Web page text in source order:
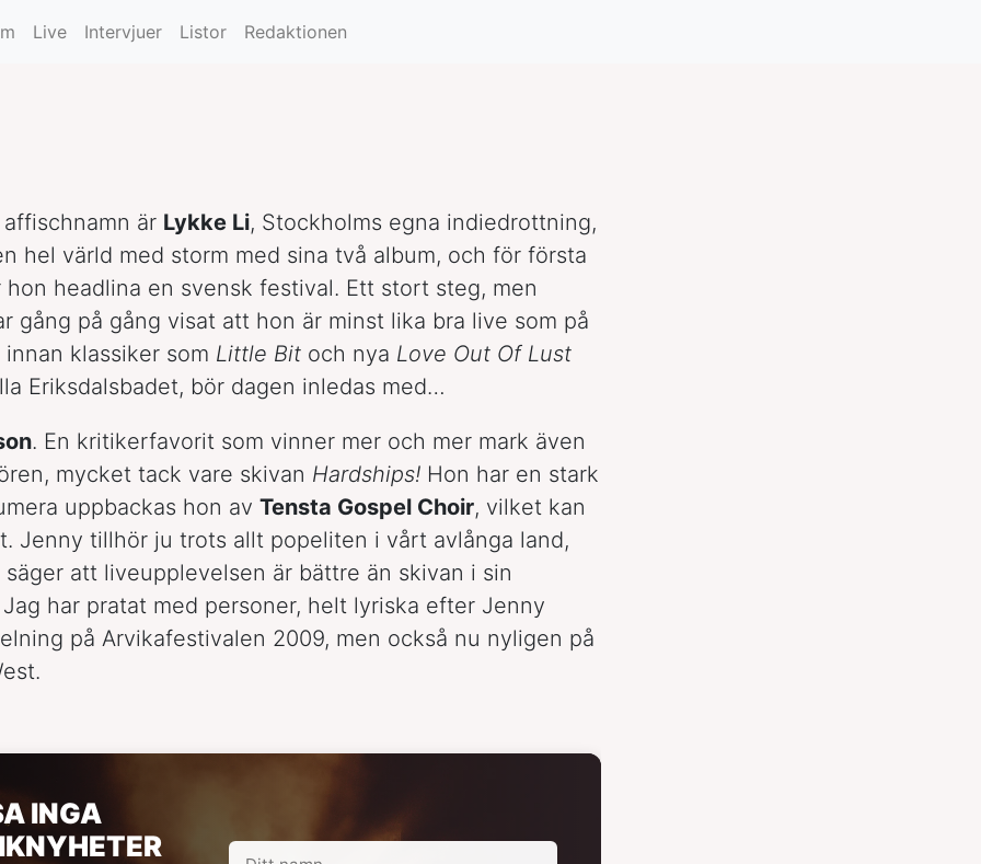
Live Intervjuer Listor Redaktionen
är Lykke Li, Stockholms egna indiedrottning,
hel värld med storm med sina två album, och för första
hon headlina en svensk festival. Ett stort steg, men
gång på gång visat att hon är minst lika bra live som på
klassiker som Little Bit och nya Love Out Of Lust
Eriksdalsbadet, bör dagen inledas med…
. En kritikerfavorit som vinner mer och mer mark även
mycket tack vare skivan Hardships! Hon har en stark
uppbackas hon av Tensta Gospel Choir, vilket kan
Jenny tillhör ju trots allt popeliten i vårt avlånga land,
att liveupplevelsen är bättre än skivan i sin
har pratat med personer, helt lyriska efter Jenny
på Arvikafestivalen 2009, men också nu nyligen på
INGA